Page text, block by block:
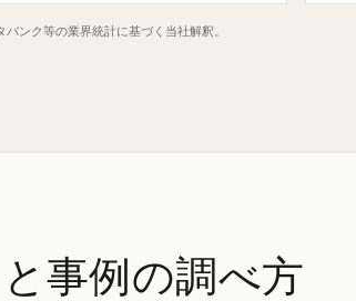
ンク等の業界統計に基づく当社解釈。
事例の調べ方